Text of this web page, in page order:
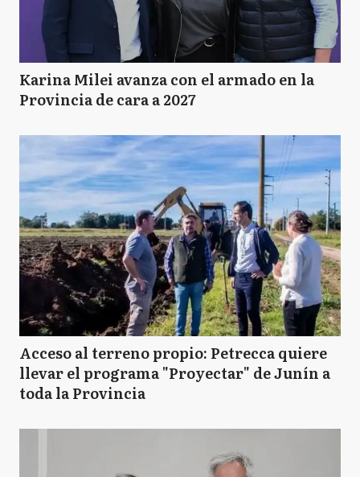
Karina Milei avanza con el armado en la
Provincia de cara a 2027
Acceso al terreno propio: Petrecca quiere
llevar el programa "Proyectar" de Junín a
toda la Provincia